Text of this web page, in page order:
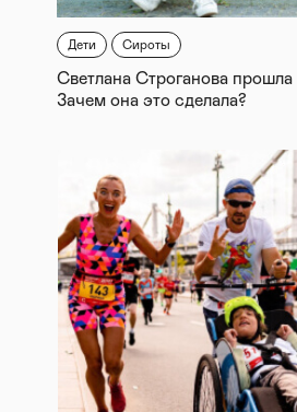
Дети Сироты
Светлана Строганова
Зачем она это сделала?